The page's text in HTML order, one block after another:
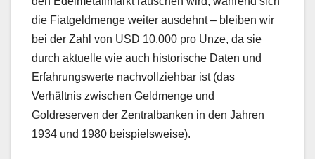
die Fiatgeldmenge weiter ausdehnt – bleiben wir
bei der Zahl von USD 10.000 pro Unze, da sie
durch aktuelle wie auch historische Daten und
Erfahrungswerte nachvollziehbar ist (das
Verhältnis zwischen Geldmenge und
Goldreserven der Zentralbanken in den Jahren
1934 und 1980 beispielsweise).